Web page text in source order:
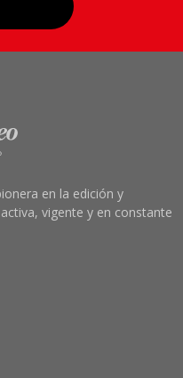
en la edición y
vigente y en constante